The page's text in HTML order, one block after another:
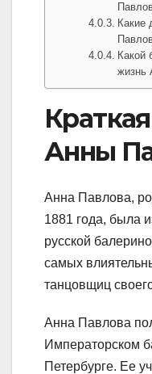
Какие
Какой
жизнь
Анны
Анна Павлова,
1881 года, была
русской
самых
танцовщиц
Анна Павлова
Императорском
Петербурге. Ее